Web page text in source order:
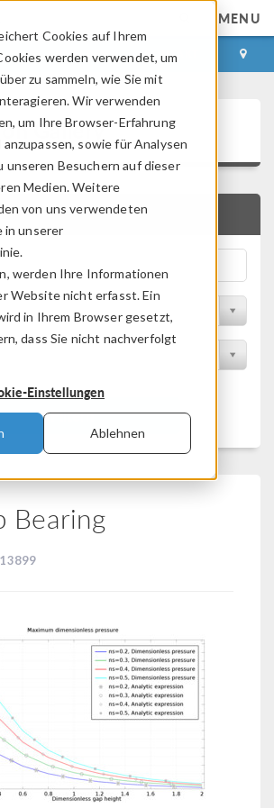
Cookies auf Ihrem
werden verwendet, um
zu sammeln, wie Sie mit
Wir verwenden
um Ihre Browser-Erfahrung
sowie für Analysen
unseren Besuchern auf dieser
Medien. Weitere
von uns verwendeten
in unserer
werden Ihre Informationen
Website nicht erfasst. Ein
in Ihrem Browser gesetzt,
dass Sie nicht nachverfolgt
Einstellungen
Ablehnen
MENU
ANMELDEN KONTAKT
Gallery
filtern
Filtern
Bearing